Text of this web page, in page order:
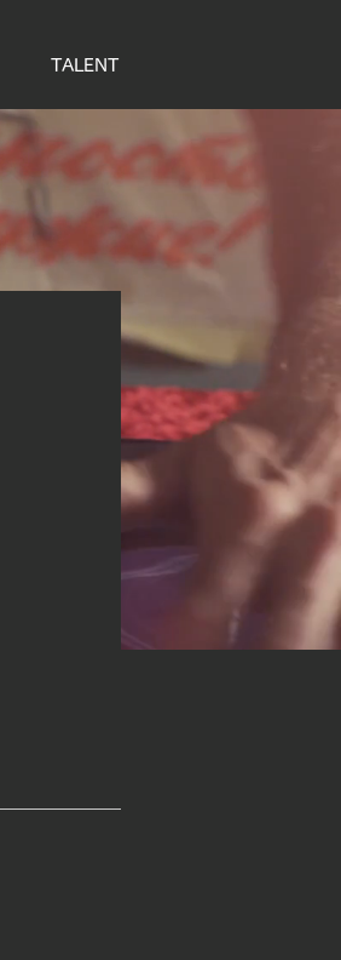
TALENT